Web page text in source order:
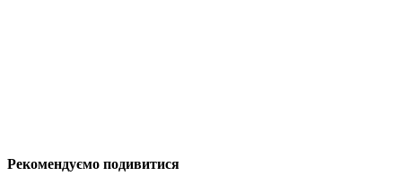
Рекомендуємо подивитися